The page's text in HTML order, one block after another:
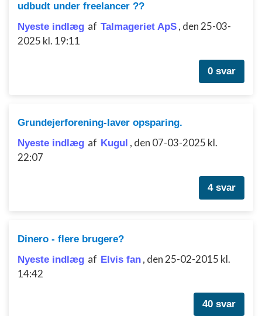
udbudt under freelancer ??
Nyeste indlæg af Talmageriet ApS , den 25-03-
2025 kl. 19:11
0 svar
Grundejerforening-laver opsparing.
Nyeste indlæg af Kugul , den 07-03-2025 kl.
22:07
4 svar
Dinero - flere brugere?
Nyeste indlæg af Elvis fan , den 25-02-2015 kl.
14:42
40 svar